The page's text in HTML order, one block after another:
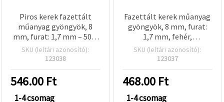
Piros kerek fazettált
műanyag gyöngyök, 8
mm, furat: 1,7 mm – 50 g
(kb. 180 db),
ékszerkészítéshez,
nyakláncokhoz és
dekorációhoz
SKU (leltári azonosító):
123038
546.00 Ft
1-4 csomag
Fazettált kerek műanyag
gyöngyök, 8 mm, furat:
1,7 mm, fehér,
ékszerkészítéshez és
otthoni dekorációhoz –
SKU (leltári azonosító):
123037
468.00 Ft
1-4 csomag